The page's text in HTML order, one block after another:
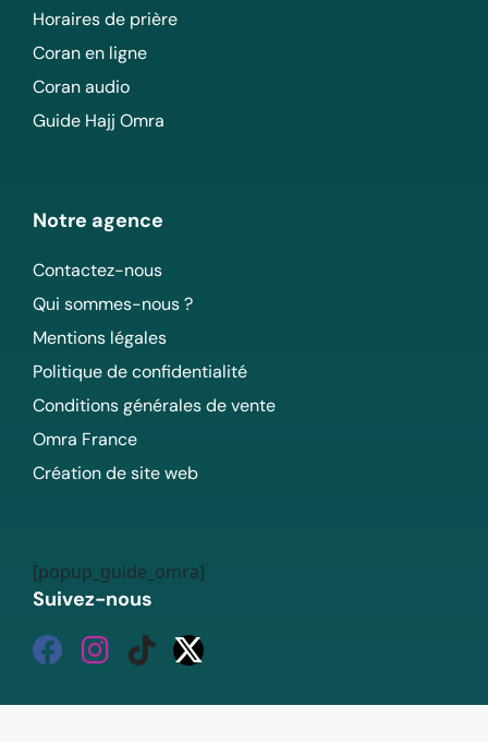
Horaires de prière
Coran en ligne
Coran audio
Guide Hajj Omra
Notre agence
Contactez-nous
Qui sommes-nous ?
Mentions légales
Politique de confidentialité
Conditions générales de vente
Omra France
Création de site web
[popup_guide_omra]
Suivez-nous